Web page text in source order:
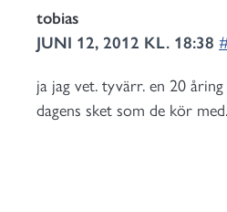
tobias
JUNI 12, 2012 KL. 18:38
ja jag vet. tyvärr. en 20
dagens sket som de kör med.